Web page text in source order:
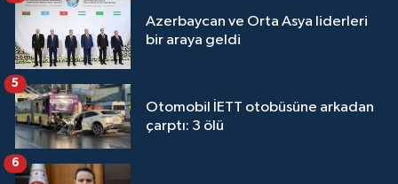
Azerbaycan ve Orta Asya liderleri
bir araya geldi
Otomobil İETT otobüsüne arkadan
çarptı: 3 ölü
5
6